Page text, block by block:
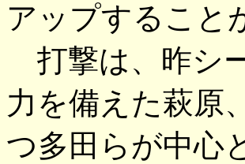
アップすること
打撃は、昨シ
力を備えた萩原
つ多田らが中心